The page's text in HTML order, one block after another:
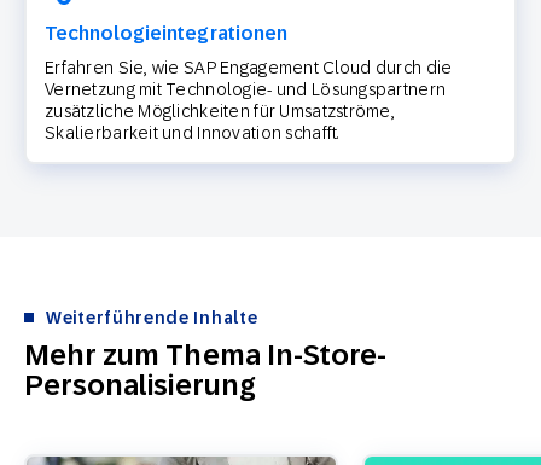
Technologieintegrationen
Erfahren Sie, wie SAP Engagement Cloud durch die
Vernetzung mit Technologie- und Lösungspartnern
zusätzliche Möglichkeiten für Umsatzströme,
Skalierbarkeit und Innovation schafft.
Mehr zum Thema In-Store-
Personalisierung
Weiterführende Inhalte